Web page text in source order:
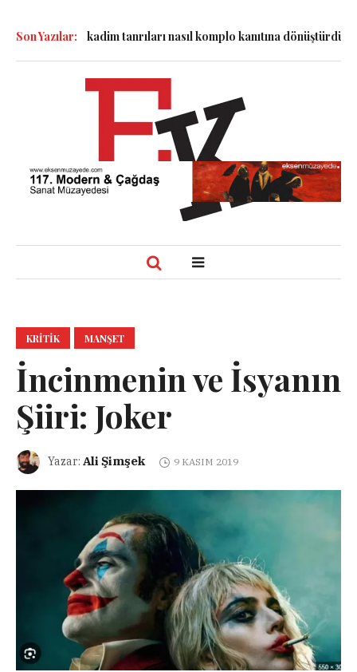
Son Yazılar:
kadim tanrıları nasıl komplo kanıtına dönüştürdü?
KRITIK MANŞET
İncinmenin ve İsyanın
Şiiri: Joker
Yazar: Ali Şimşek 9 KASIM 2019